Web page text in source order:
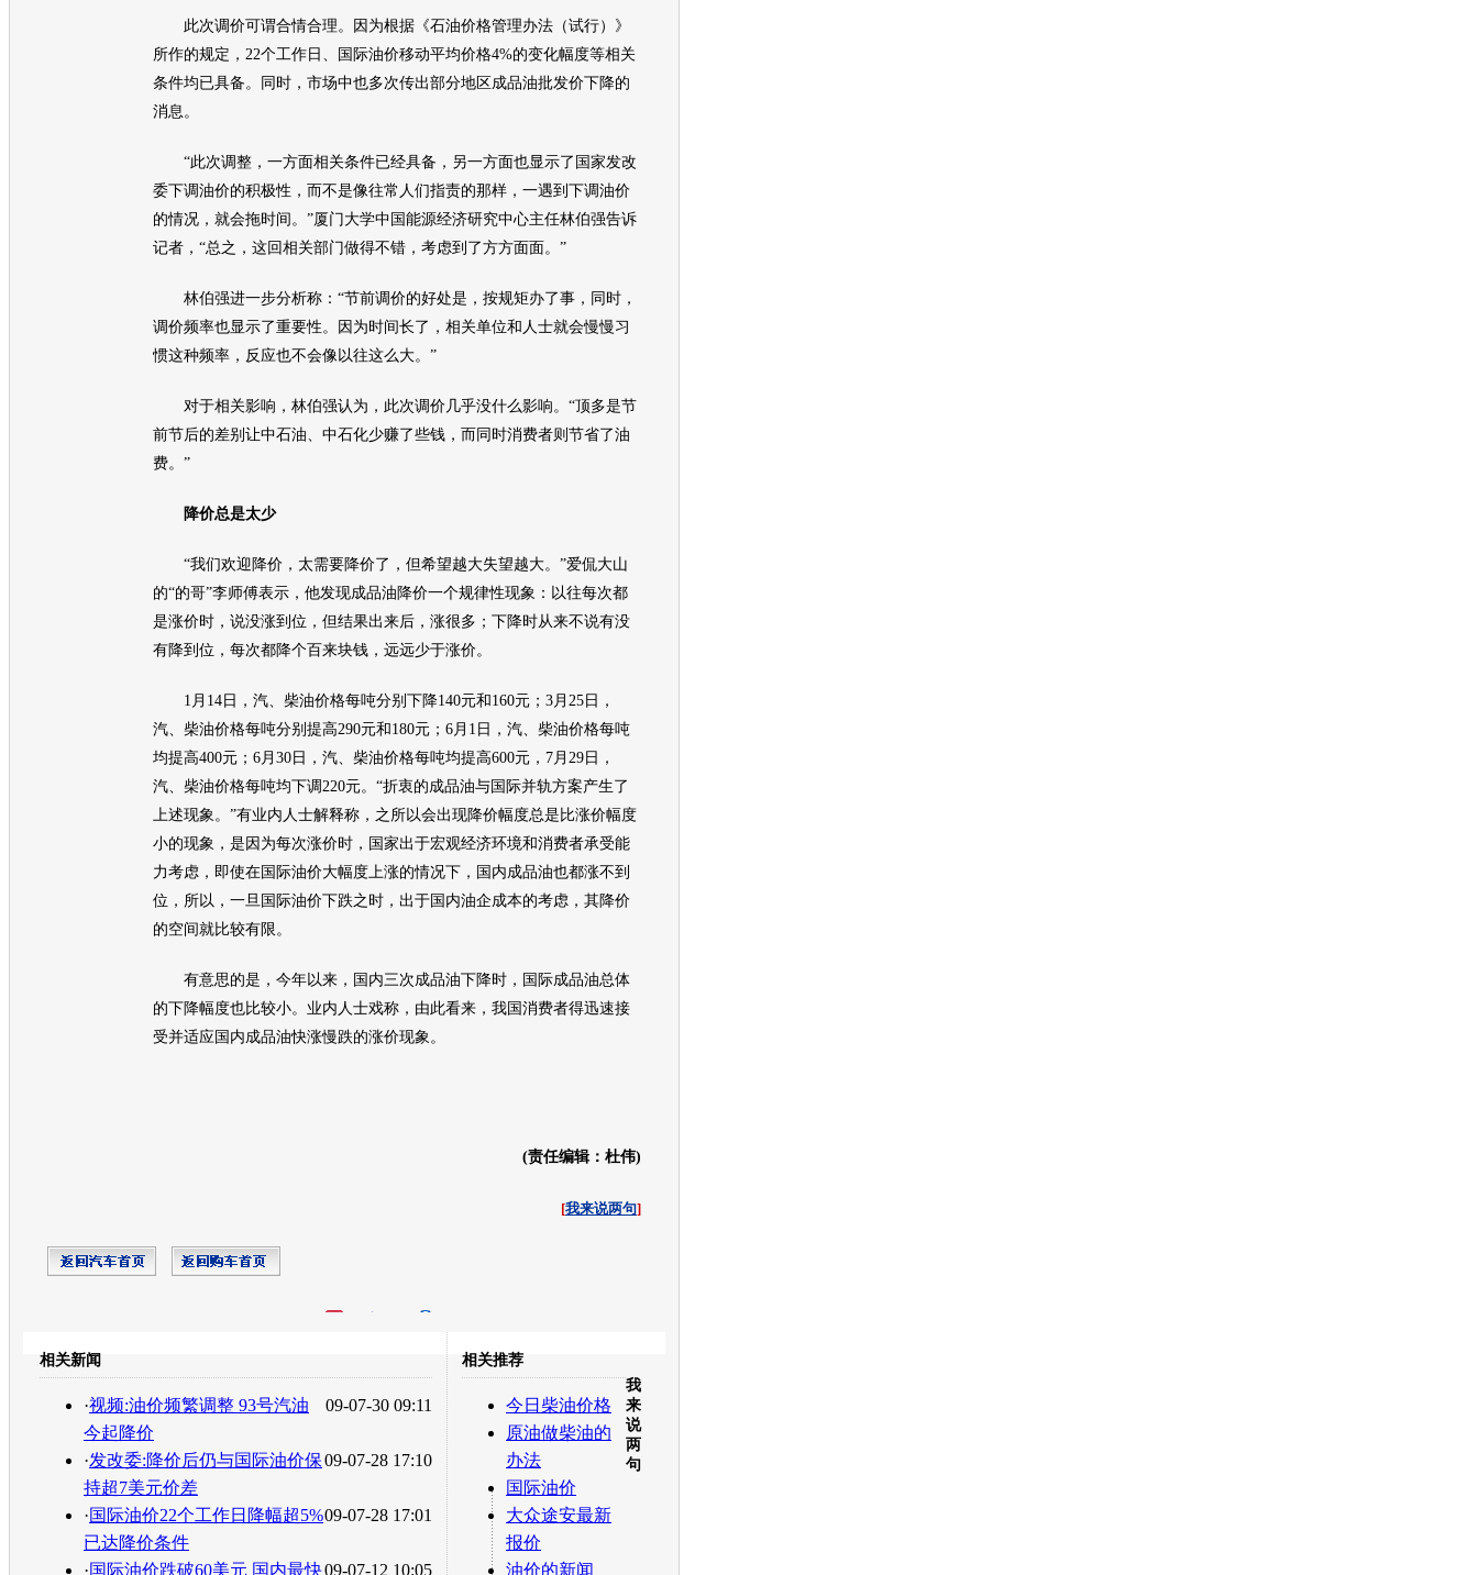
此次调价可谓合情合理。因为根据《石油价格管理办法（试行）》
所作的规定，22个工作日、国际油价移动平均价格4%的变化幅度等相关
条件均已具备。同时，市场中也多次传出部分地区成品油批发价下降的
消息。
“此次调整，一方面相关条件已经具备，另一方面也显示了国家发改
委下调油价的积极性，而不是像往常人们指责的那样，一遇到下调油价
的情况，就会拖时间。”厦门大学中国能源经济研究中心主任林伯强告诉
记者，“总之，这回相关部门做得不错，考虑到了方方面面。”
林伯强进一步分析称：“节前调价的好处是，按规矩办了事，同时，
调价频率也显示了重要性。因为时间长了，相关单位和人士就会慢慢习
惯这种频率，反应也不会像以往这么大。”
对于相关影响，林伯强认为，此次调价几乎没什么影响。“顶多是节
前节后的差别让中石油、中石化少赚了些钱，而同时消费者则节省了油
费。”
降价总是太少
“我们欢迎降价，太需要降价了，但希望越大失望越大。”爱侃大山
的“的哥”李师傅表示，他发现成品油降价一个规律性现象：以往每次都
是涨价时，说没涨到位，但结果出来后，涨很多；下降时从来不说有没
有降到位，每次都降个百来块钱，远远少于涨价。
1月14日，汽、柴油价格每吨分别下降140元和160元；3月25日，
汽、柴油价格每吨分别提高290元和180元；6月1日，汽、柴油价格每吨
均提高400元；6月30日，汽、柴油价格每吨均提高600元，7月29日，
汽、柴油价格每吨均下调220元。“折衷的成品油与国际并轨方案产生了
上述现象。”有业内人士解释称，之所以会出现降价幅度总是比涨价幅度
小的现象，是因为每次涨价时，国家出于宏观经济环境和消费者承受能
力考虑，即使在国际油价大幅度上涨的情况下，国内成品油也都涨不到
位，所以，一旦国际油价下跌之时，出于国内油企成本的考虑，其降价
的空间就比较有限。
有意思的是，今年以来，国内三次成品油下降时，国际成品油总体
的下降幅度也比较小。业内人士戏称，由此看来，我国消费者得迅速接
受并适应国内成品油快涨慢跌的涨价现象。
(责任编辑：杜伟)
[我来说两句]
转发至： 白社会 百度i贴吧
相关新闻
09-07-30 09:11
·视频:油价频繁调整 93号汽油
今起降价
09-07-28 17:10
·发改委:降价后仍与国际油价保
持超7美元价差
09-07-28 17:01
·国际油价22个工作日降幅超5%
已达降价条件
09-07-12 10:05
·国际油价跌破60美元 国内最快
相关推荐
今日柴油价格
原油做柴油的
办法
国际油价
大众途安最新
报价
油价的新闻
我
来
说
两
句